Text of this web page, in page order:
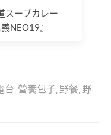
スープカレー
NEO19』
台 營養包子 野餐 野